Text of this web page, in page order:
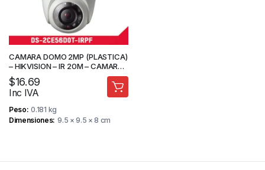
CAMARA DOMO 2MP (PLASTICA)
– HIKVISION – IR 20M – CAMARA
DE SEGURIDAD
$16.69
Inc IVA
Peso 0.181 kg
Dimensiones 9.5 × 9.5 × 8 cm